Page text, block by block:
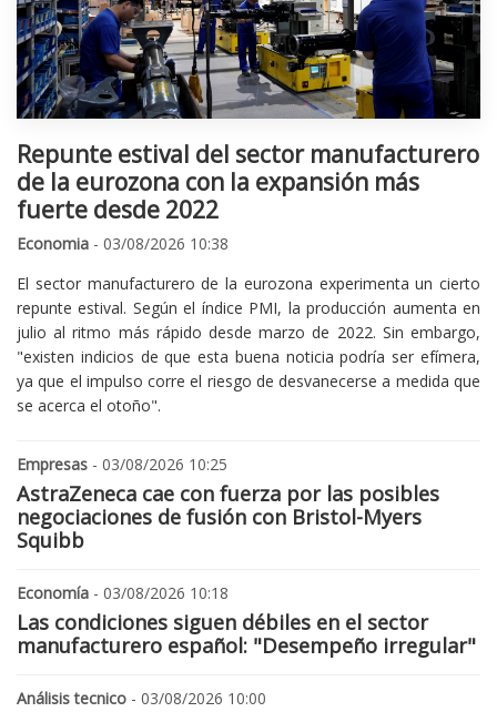
Repunte estival del sector manufacturero
de la eurozona con la expansión más
fuerte desde 2022
Economia - 03/08/2026 10:38
El sector manufacturero de la eurozona experimenta un cierto
repunte estival. Según el índice PMI, la producción aumenta en
julio al ritmo más rápido desde marzo de 2022. Sin embargo,
"existen indicios de que esta buena noticia podría ser efímera,
ya que el impulso corre el riesgo de desvanecerse a medida que
se acerca el otoño".
Empresas - 03/08/2026 10:25
AstraZeneca cae con fuerza por las posibles
negociaciones de fusión con Bristol-Myers
Squibb
Economía - 03/08/2026 10:18
Las condiciones siguen débiles en el sector
manufacturero español: "Desempeño irregular"
Análisis tecnico - 03/08/2026 10:00